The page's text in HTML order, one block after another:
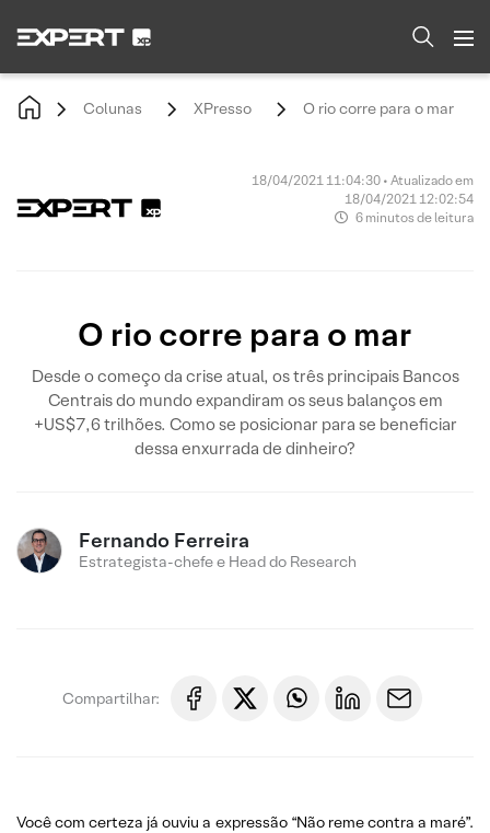
Colunas XPresso O rio corre para o mar
18/04/2021 11:04:30 • Atualizado em
18/04/2021 12:02:54
6 minutos de leitura
O rio corre para o mar
Desde o começo da crise atual, os três principais Bancos
Centrais do mundo expandiram os seus balanços em
+US$7,6 trilhões. Como se posicionar para se beneficiar
dessa enxurrada de dinheiro?
Fernando Ferreira
Estrategista-chefe e Head do Research
Compartilhar:
Você com certeza já ouviu a expressão “Não reme contra a maré”.